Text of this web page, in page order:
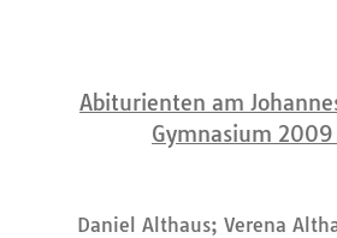
Abiturienten am
Gymnasium
Daniel Althaus; Verena